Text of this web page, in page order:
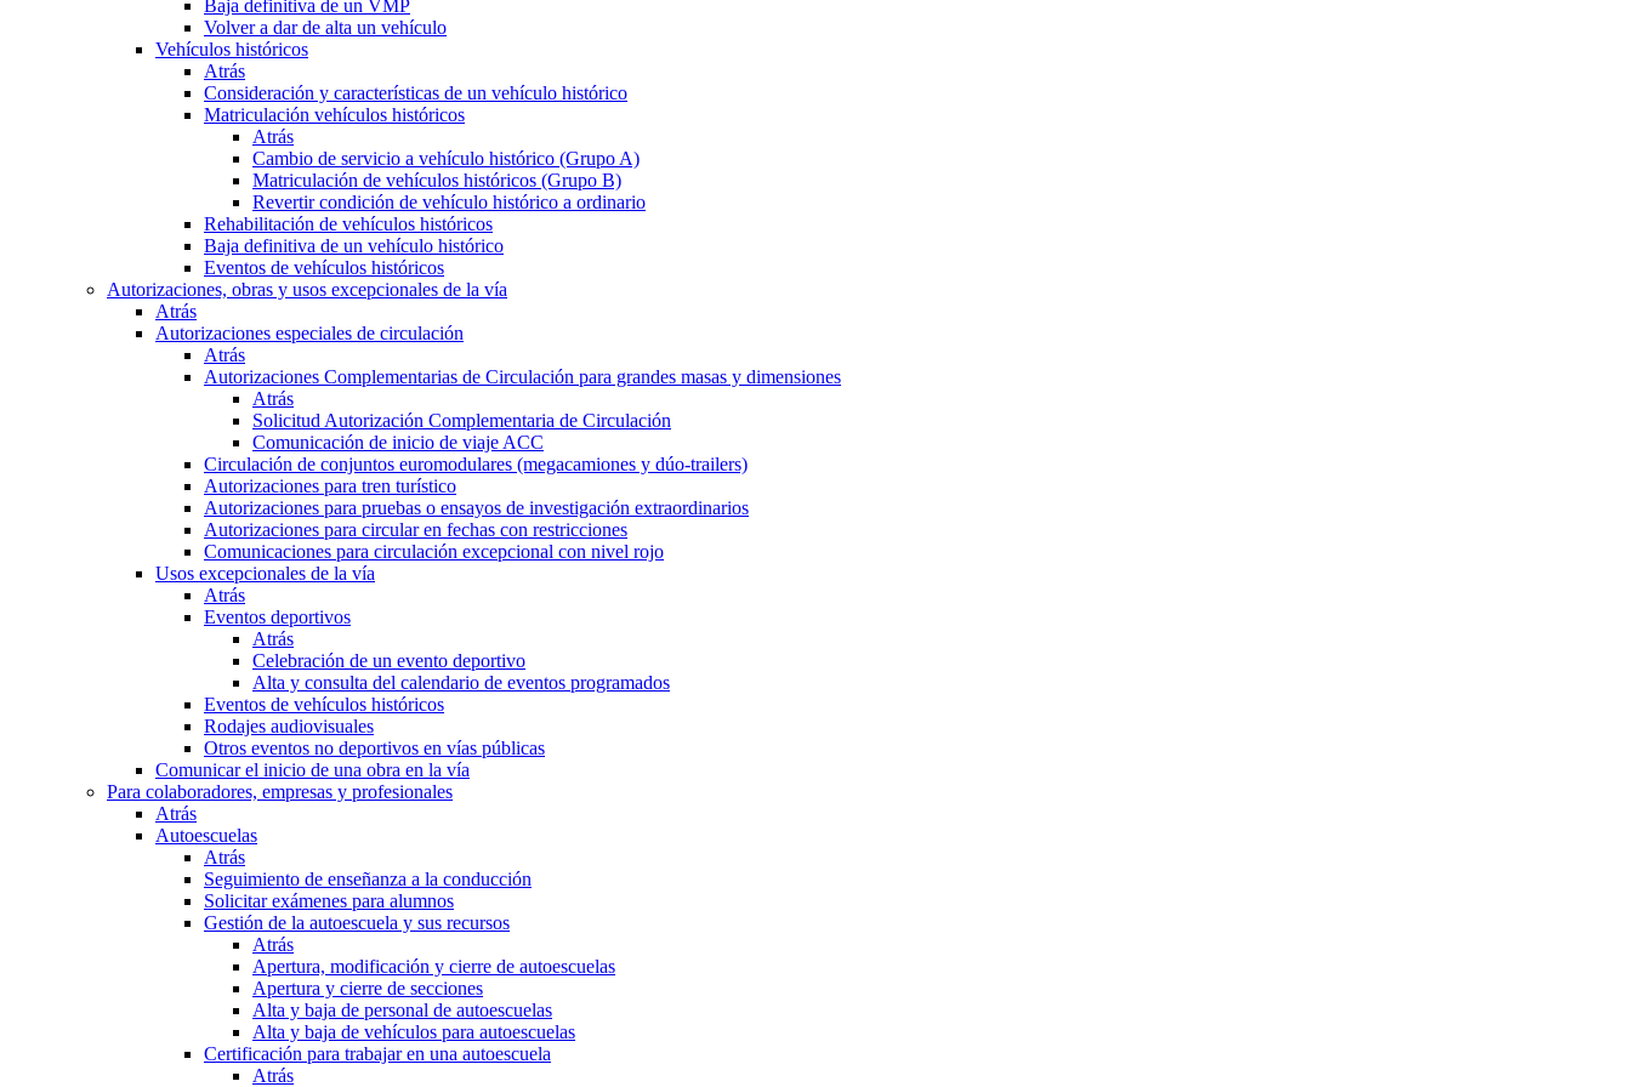
Baja definitiva de un VMP
Volver a dar de alta un vehículo
Vehículos históricos
Atrás
Consideración y características de un vehículo histórico
Matriculación vehículos históricos
Atrás
Cambio de servicio a vehículo histórico (Grupo A)
Matriculación de vehículos históricos (Grupo B)
Revertir condición de vehículo histórico a ordinario
Rehabilitación de vehículos históricos
Baja definitiva de un vehículo histórico
Eventos de vehículos históricos
Autorizaciones, obras y usos excepcionales de la vía
Atrás
Autorizaciones especiales de circulación
Atrás
Autorizaciones Complementarias de Circulación para grandes masas y dimensiones
Atrás
Solicitud Autorización Complementaria de Circulación
Comunicación de inicio de viaje ACC
Circulación de conjuntos euromodulares (megacamiones y dúo-trailers)
Autorizaciones para tren turístico
Autorizaciones para pruebas o ensayos de investigación extraordinarios
Autorizaciones para circular en fechas con restricciones
Comunicaciones para circulación excepcional con nivel rojo
Usos excepcionales de la vía
Atrás
Eventos deportivos
Atrás
Celebración de un evento deportivo
Alta y consulta del calendario de eventos programados
Eventos de vehículos históricos
Rodajes audiovisuales
Otros eventos no deportivos en vías públicas
Comunicar el inicio de una obra en la vía
Para colaboradores, empresas y profesionales
Atrás
Autoescuelas
Atrás
Seguimiento de enseñanza a la conducción
Solicitar exámenes para alumnos
Gestión de la autoescuela y sus recursos
Atrás
Apertura, modificación y cierre de autoescuelas
Apertura y cierre de secciones
Alta y baja de personal de autoescuelas
Alta y baja de vehículos para autoescuelas
Certificación para trabajar en una autoescuela
Atrás